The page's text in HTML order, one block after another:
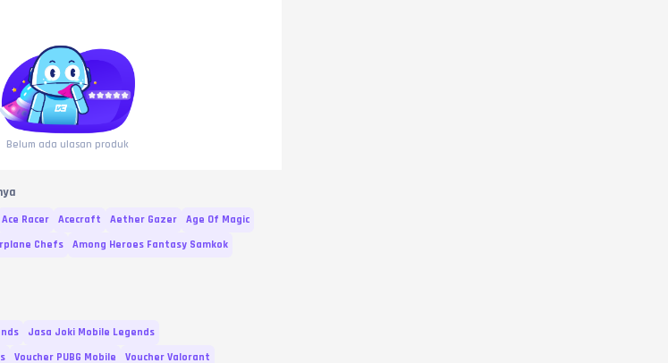
Belum ada ulasan produk
Ace Racer Acecraft Aether Gazer
Age Of Magic
Chefs
Among Heroes Fantasy Samkok
Jasa Joki Mobile Legends
Voucher PUBG Mobile
Voucher Valorant